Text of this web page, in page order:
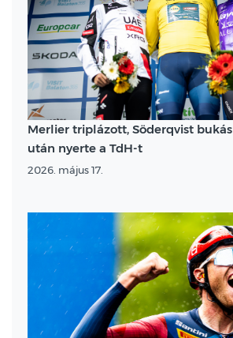
Merlier triplázott, Söderqvist bukás
után nyerte a TdH-t
2026. május 17.